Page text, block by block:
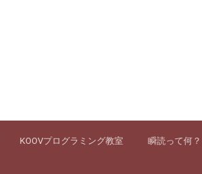
KOOVプログラミング教室 瞬読って何？